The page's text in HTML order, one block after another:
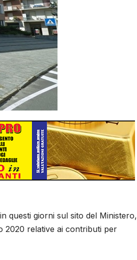
questi giorni sul sito del Ministero,
2020 relative ai contributi per